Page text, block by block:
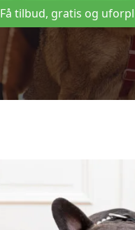
Få tilbud, gratis og